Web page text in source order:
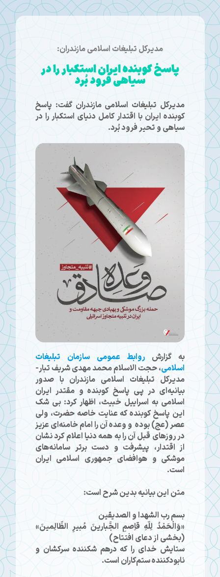
مدیرکل تبلیغات اسلامی مازندران:
پاسخ کوبنده ایران استکبار را در
سیاهی فرود بُرد
مدیرکل تبلیغات اسلامی مازندران گفت: پاسخ
کوبنده ایران با اقتدار کامل دنیای استکبار را در
سیاهی و تحیر فرود بُرد.
به گزارش روابط عمومی سازمان تبلیغات
اسلامی، حجت الاسلام محمد مهدی شریف تبار-
مدیرکل تبلیغات اسلامی مازندران با صدور
بیانیه‌ای در پی پاسخ کوبنده و مقتدر ایران
اسلامی به اسراییل خبیث، اظهار کرد: بی شک
این پاسخ کوبنده که عنایت خاصه حضرت، ولی
عصر (عج) بوده و وعده آن را امام خامنه‌ای عزیز
در روز‌های قبل آن را به همه دنیا اعلام کرد نشان
از اقتدار، پیشرفت و دست برتر سامانه‌های
موشکی و هوافضای جمهوری اسلامی ایران
است.
متن این بیانیه بدین شرح است:
بسم رب الشهدا و الصدیقین
«وَالْحَمْدُ لِلّهِ قاِصمِ الجَّبارینَ مُبیرِ الظّالِمینَ»
(بخشی از دعای افتتاح)
ستایش خدای را که درهم شکننده سرکشان و
نابودکننده ستم‌کاران است.